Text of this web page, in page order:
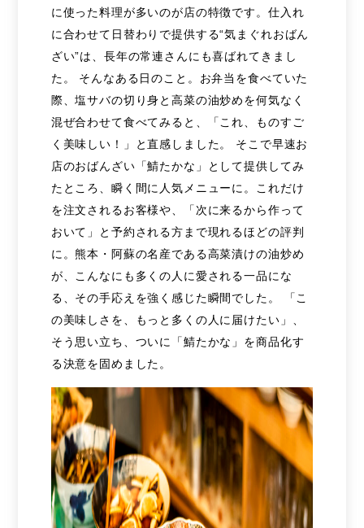
に使った料理が多いのが店の特徴です。仕入れ
に合わせて日替わりで提供する“気まぐれおばん
ざい”は、長年の常連さんにも喜ばれてきまし
た。 そんなある日のこと。お弁当を食べていた
際、塩サバの切り身と高菜の油炒めを何気なく
混ぜ合わせて食べてみると、「これ、ものすご
く美味しい！」と直感しました。 そこで早速お
店のおばんざい「鯖たかな」として提供してみ
たところ、瞬く間に人気メニューに。これだけ
を注文されるお客様や、「次に来るから作って
おいて」と予約される方まで現れるほどの評判
に。熊本・阿蘇の名産である高菜漬けの油炒め
が、こんなにも多くの人に愛される一品にな
る、その手応えを強く感じた瞬間でした。 「こ
の美味しさを、もっと多くの人に届けたい」、
そう思い立ち、ついに「鯖たかな」を商品化す
る決意を固めました。